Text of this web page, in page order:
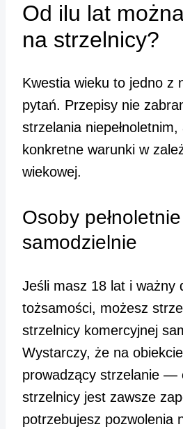
Od ilu lat
na strzelnicy?
Kwestia wieku to jedno z
pytań. Przepisy nie
strzelania niepełnoletnim,
konkretne warunki w
wiekowej.
Osoby
samodzielnie
Jeśli masz 18 lat i ważny
tożsamości, możesz
strzelnicy komercyjnej
Wystarczy, że na
prowadzący strzelanie —
strzelnicy jest zawsze
potrzebujesz pozwolenia